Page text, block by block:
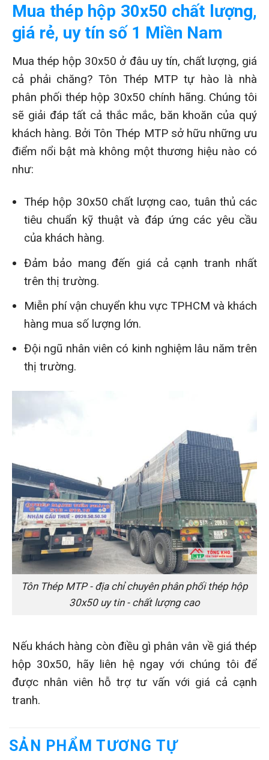
Mua thép hộp 30x50 chất lượng,
giá rẻ, uy tín số 1 Miền Nam
Mua thép hộp 30x50 ở đâu uy tín, chất lượng, giá
cả phải chăng? Tôn Thép MTP tự hào là nhà
phân phối thép hộp 30x50 chính hãng. Chúng tôi
sẽ giải đáp tất cả thắc mắc, băn khoăn của quý
khách hàng. Bởi Tôn Thép MTP sở hữu những ưu
điểm nổi bật mà không một thương hiệu nào có
như:
Thép hộp 30x50 chất lượng cao, tuân thủ các
tiêu chuẩn kỹ thuật và đáp ứng các yêu cầu
của khách hàng.
Đảm bảo mang đến giá cả cạnh tranh nhất
trên thị trường.
Miễn phí vận chuyển khu vực TPHCM và khách
hàng mua số lượng lớn.
Đội ngũ nhân viên có kinh nghiệm lâu năm trên
thị trường.
Tôn Thép MTP - địa chỉ chuyên phân phối thép hộp
30x50 uy tin - chất lượng cao
Nếu khách hàng còn điều gì phân vân về giá thép
hộp 30x50, hãy liên hệ ngay với chúng tôi để
được nhân viên hỗ trợ tư vấn với giá cả cạnh
tranh.
SẢN PHẨM TƯƠNG TỰ